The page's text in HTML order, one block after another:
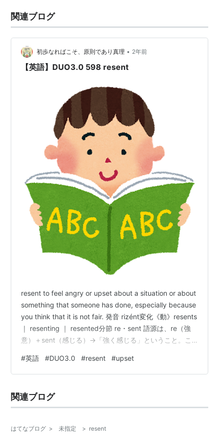
関連ブログ
初歩なればこそ、原則であり真理 • 2年前
【英語】DUO3.0 598 resent
resent to feel angry or upset about a situation or about
something that someone has done, especially because
you think that it is not fair. 発音 rizént変化《動》resents
｜ resenting ｜ resented分節 re・sent 語源は、re（強
意）＋sent（感じる）→「強く感じる」ということ。こ
いったニュアンスとなり、「憤慨する」、「恨む」の意
味につながっている。 腹を立てるという…
#英語 #DUO3.0 #resent #upset
関連ブログ
はてなブログ > 未指定 > resent